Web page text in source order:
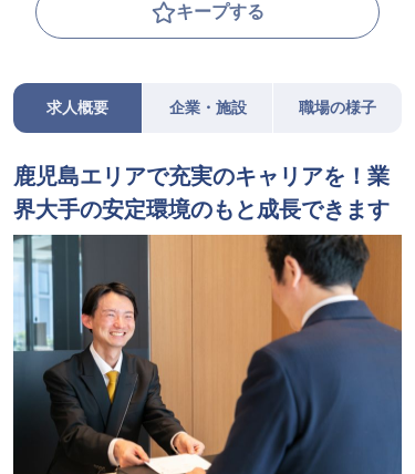
キープする
求人概要 企業・施設 職場の様子
鹿児島エリアで充実のキャリアを！業
界大手の安定環境のもと成長できます